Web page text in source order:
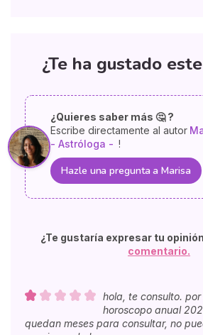
¿Te ha gustado
¿Quieres saber más 🤔 ?
Escribe directamente al autor
- Astróloga - !
Hazle una pregunta a Marisa
¿Te gustaría expresar tu
comentario.
hola, te consulto.
horoscopo anual
quedan meses para consultar, no